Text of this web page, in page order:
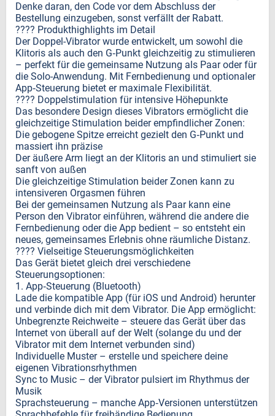
Denke daran, den Code vor dem Abschluss der
Bestellung einzugeben, sonst verfällt der Rabatt.
???? Produkthighlights im Detail
Der Doppel-Vibrator wurde entwickelt, um sowohl die
Klitoris als auch den G‑Punkt gleichzeitig zu stimulieren
– perfekt für die gemeinsame Nutzung als Paar oder für
die Solo-Anwendung. Mit Fernbedienung und optionaler
App‑Steuerung bietet er maximale Flexibilität.
???? Doppelstimulation für intensive Höhepunkte
Das besondere Design dieses Vibrators ermöglicht die
gleichzeitige Stimulation beider empfindlicher Zonen:
Die gebogene Spitze erreicht gezielt den G‑Punkt und
massiert ihn präzise
Der äußere Arm liegt an der Klitoris an und stimuliert sie
sanft von außen
Die gleichzeitige Stimulation beider Zonen kann zu
intensiveren Orgasmen führen
Bei der gemeinsamen Nutzung als Paar kann eine
Person den Vibrator einführen, während die andere die
Fernbedienung oder die App bedient – so entsteht ein
neues, gemeinsames Erlebnis ohne räumliche Distanz.
???? Vielseitige Steuerungsmöglichkeiten
Das Gerät bietet gleich drei verschiedene
Steuerungsoptionen:
1. App‑Steuerung (Bluetooth)
Lade die kompatible App (für iOS und Android) herunter
und verbinde dich mit dem Vibrator. Die App ermöglicht:
Unbegrenzte Reichweite – steuere das Gerät über das
Internet von überall auf der Welt (solange du und der
Vibrator mit dem Internet verbunden sind)
Individuelle Muster – erstelle und speichere deine
eigenen Vibrationsrhythmen
Sync to Music – der Vibrator pulsiert im Rhythmus der
Musik
Sprachsteuerung – manche App‑Versionen unterstützen